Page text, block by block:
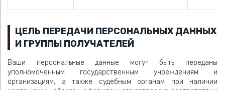
ЦЕЛЬ ПЕРЕДАЧИ ПЕРСОНАЛЬНЫХ ДАННЫХ
И ГРУППЫ ПОЛУЧАТЕЛЕЙ
Ваши персональные данные могут быть переданы
уполномоченным государственным учреждениям и
организациям, а также судебным органам при наличии